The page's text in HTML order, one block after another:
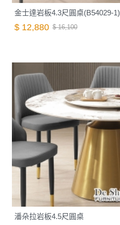
金士達岩板4.3尺圓桌(B54029-1)
$ 12,880 $ 16,100
潘朵拉岩板4.5尺圓桌